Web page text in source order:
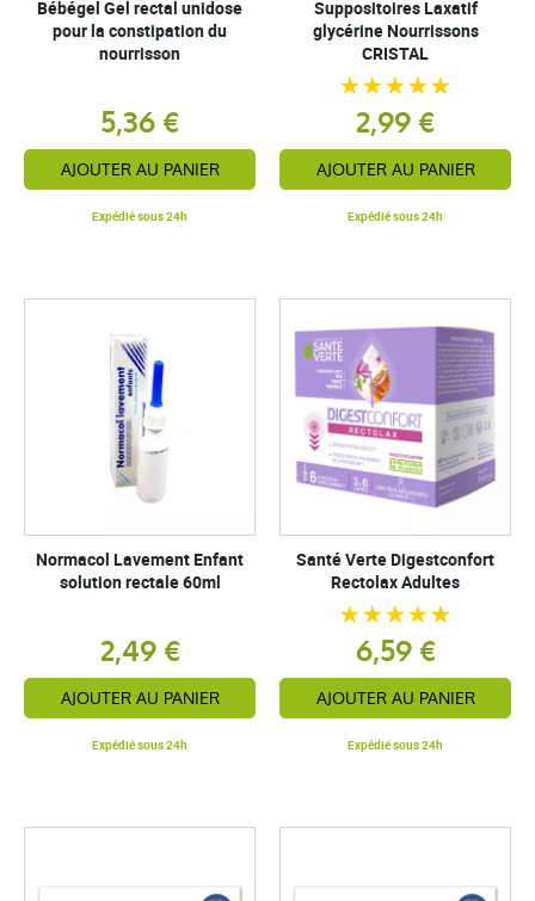
Bébégel Gel rectal unidose
pour la constipation du
nourrisson
5,36 €
AJOUTER AU PANIER
Expédié sous 24h
Suppositoires Laxatif
glycérine Nourrissons
CRISTAL
2,99 €
AJOUTER AU PANIER
Expédié sous 24h
Normacol Lavement Enfant
solution rectale 60ml
2,49 €
AJOUTER AU PANIER
Expédié sous 24h
Santé Verte Digestconfort
Rectolax Adultes
6,59 €
AJOUTER AU PANIER
Expédié sous 24h